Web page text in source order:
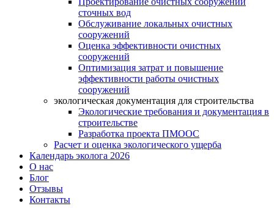
сточных вод
Обслуживание локальных очистных
сооружений
Оценка эффективности очистных
сооружений
Оптимизация затрат и повышение
эффективности работы очистных
сооружений
экологическая документация для строительства
Экологические требования и документация в
строительстве
Разработка проекта ПМООС
Расчет и оценка экологического ущерба
Календарь эколога 2026
О нас
Блог
Отзывы
Контакты